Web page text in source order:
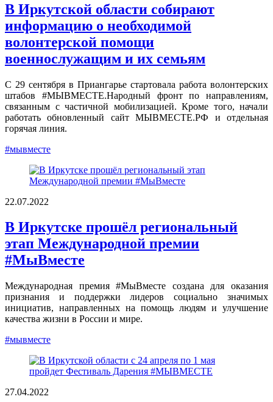
В Иркутской области собирают
информацию о необходимой
волонтерской помощи
военнослужащим и их семьям
С 29 сентября в Приангарье стартовала работа волонтерских
штабов #МЫВМЕСТЕ.Народный фронт по направлениям,
связанным с частичной мобилизацией. Кроме того, начали
работать обновленный сайт МЫВМЕСТЕ.РФ и отдельная
горячая линия.
#мывместе
22.07.2022
В Иркутске прошёл региональный
этап Международной премии
#МыВместе
Международная премия #МыВместе создана для оказания
признания и поддержки лидеров социально значимых
инициатив, направленных на помощь людям и улучшение
качества жизни в России и мире.
#мывместе
27.04.2022